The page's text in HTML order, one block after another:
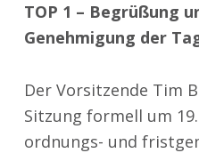
TOP 1 – Begrüßung
Genehmigung der
Der Vorsitzende Tim
Sitzung formell um
ordnungs- und